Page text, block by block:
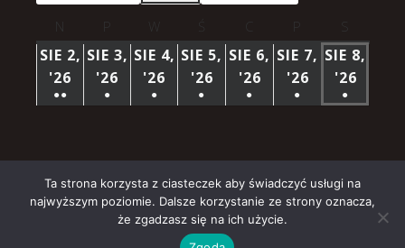
SIE 2,
'26
SIERPNIA
●●
SIE 3,
'26
SIERPNIA
●
SIE 4,
'26
SIERPNIA
●
SIE 5,
'26
SIERPNIA
●
SIE 6,
'26
SIERPNIA
●
SIE 7,
'26
SIERPNIA
●
SIE 8,
'26
●
Copyright © 2026 Parafia Stasikówka.
ChurchWordPress Theme by themehall.com
Ta strona korzysta z ciasteczek aby świadczyć usługi na
najwyższym poziomie. Dalsze korzystanie ze strony oznacza,
że zgadzasz się na ich użycie.